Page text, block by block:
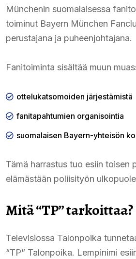
Münchenin suomalaisessa
toiminut Bayern München
perustajana ja puheenjohtajana.
Fanitoiminta sisältää muun
ottelukatsomoiden järjestämistä
fanitapahtumien organisointia
suomalaisen Bayern-yhteisön
Tämä harrastus tuo esiin toisen
elämästään poliisityön
Mitä “TP” tarkoittaa?
Televisiossa Talonpoika
“TP” Talonpoika. Lempinimi